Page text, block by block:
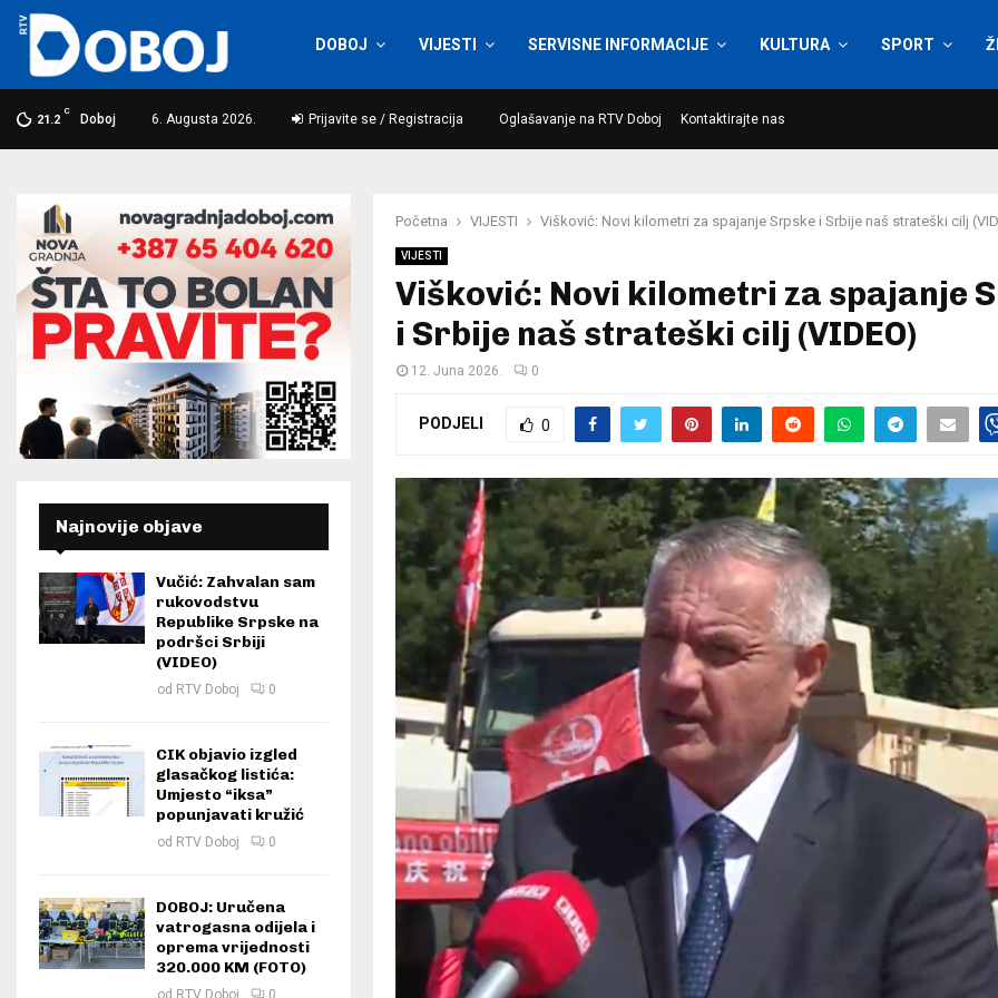
DOBOJ VIJESTI SERVISNE INFORMACIJE KULTURA SPORT
21.2
C
Doboj 6. Augusta 2026. Prijavite se / Registracija Oglašavanje na RTV Doboj Kontaktirajte nas
Početna VIJESTI Višković: Novi kilometri za spajanje Srpske i Srbije naš strateški cilj
VIJESTI
Višković: Novi kilometri za spajanje
i Srbije naš strateški cilj (VIDEO)
12. Juna 2026. 0
PODJELI 0
Najnovije objave
Vučić: Zahvalan sam
rukovodstvu
Republike Srpske na
podršci Srbiji
(VIDEO)
od RTV Doboj 0
CIK objavio izgled
glasačkog listića:
Umjesto “iksa”
popunjavati kružić
od RTV Doboj 0
DOBOJ: Uručena
vatrogasna odijela i
oprema vrijednosti
320.000 KM (FOTO)